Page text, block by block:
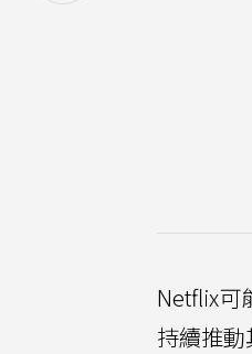
Netflix可
持續推